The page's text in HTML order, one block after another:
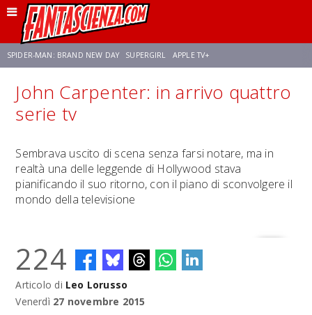
SPIDER-MAN: BRAND NEW DAY SUPERGIRL APPLE TV+
FRANCO RICCIARDIELLO ZENDAYA STAR TREK AVENGERS: DOOMSDAY
John Carpenter: in arrivo quattro
serie tv
Sembrava uscito di scena senza farsi notare, ma in
realtà una delle leggende di Hollywood stava
pianificando il suo ritorno, con il piano di sconvolgere il
mondo della televisione
224
Articolo di Leo Lorusso
Venerdì 27 novembre 2015